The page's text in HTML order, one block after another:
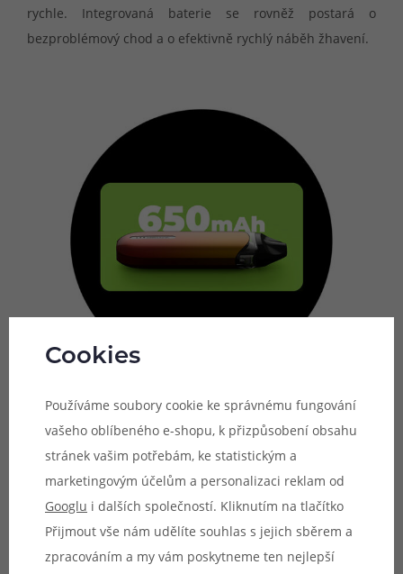
rychle. Integrovaná baterie se rovněž postará o
bezproblémový chod a o efektivně rychlý náběh žhavení.
Automatické spínání
Model Vaporesso ZERO S Pod Kit nabídne nesmírně
jednoduché a uživatelsky přívětivé ovládání. Na těle se
totiž nenachází žádné ovládací tlačítko. Po naplnění tak
můžete po pár minutách začít potahovat přímo z náustku,
Cookies
Používáme soubory cookie ke správnému fungování
vašeho oblíbeného e-shopu, k přizpůsobení obsahu
stránek vašim potřebám, ke statistickým a
marketingovým účelům a personalizaci reklam od
Googlu i dalších společností. Kliknutím na tlačítko
Přijmout vše nám udělíte souhlas s jejich sběrem a
zpracováním a my vám poskytneme ten nejlepší